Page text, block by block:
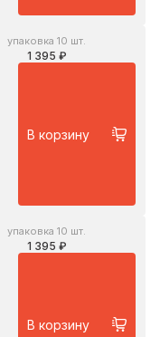
упаковка 10 шт.
1 395 ₽
В корзину
упаковка 10 шт.
1 395 ₽
В корзину